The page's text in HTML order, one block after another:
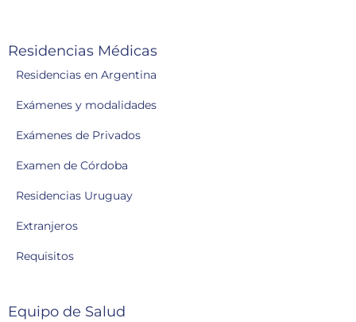
Residencias Médicas
Residencias en Argentina
Exámenes y modalidades
Exámenes de Privados
Examen de Córdoba
Residencias Uruguay
Extranjeros
Requisitos
Equipo de Salud